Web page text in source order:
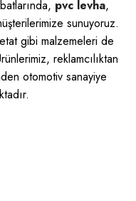
pvc levha,
sunuyoruz.
gibi malzemeleri de
reklamcılıktan
otomotiv sanayiye